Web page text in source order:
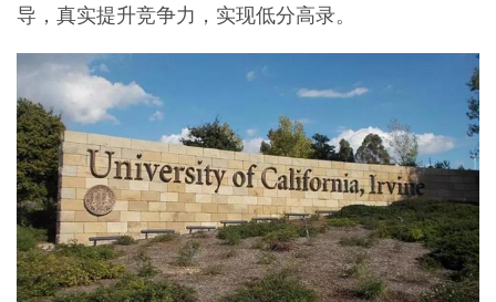
导，真实提升竞争力，实现低分高录。